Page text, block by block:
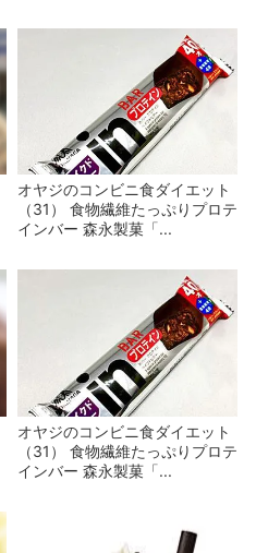
オヤジのコンビニ食ダイエット
（31） 食物繊維たっぷりプロテ
インバー 森永製菓「...
オヤジのコンビニ食ダイエット
（31） 食物繊維たっぷりプロテ
インバー 森永製菓「...